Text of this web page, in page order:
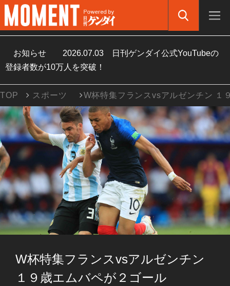
お知らせ 2026.07.03
日刊ゲンダイ公式YouTubeの
登録者数が10万人を突破！
TOP スポーツ W杯特集フランスvsアルゼンチン １
W杯特集フランスvsアルゼンチン
１９歳エムバペが２ゴール